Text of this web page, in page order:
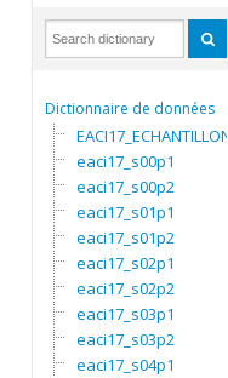
Dictionnaire de données
EACI17_ECHANTILLON
eaci17_s00p1
eaci17_s00p2
eaci17_s01p1
eaci17_s01p2
eaci17_s02p1
eaci17_s02p2
eaci17_s03p1
eaci17_s03p2
eaci17_s04p1